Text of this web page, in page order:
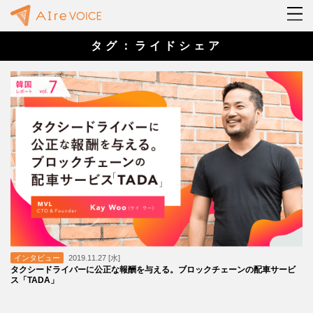
タグ：ライドシェア
インタビュー 2019.11.27 [水]
タクシードライバーに公正な報酬を与える。ブロックチェーンの配車サービ
ス「TADA」